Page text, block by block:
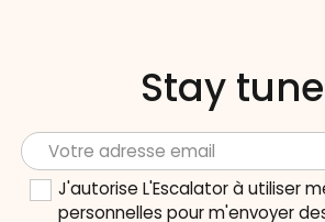
Stay
J'autorise L'Escalator à utiliser
personnelles pour m'envoyer